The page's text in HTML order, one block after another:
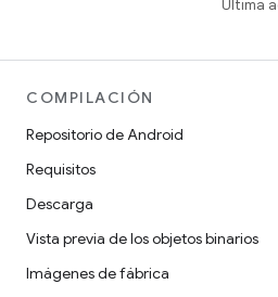
Última
COMPILACIÓN
Repositorio de Android
Requisitos
Descarga
Vista previa de los objetos binarios
Imágenes de fábrica